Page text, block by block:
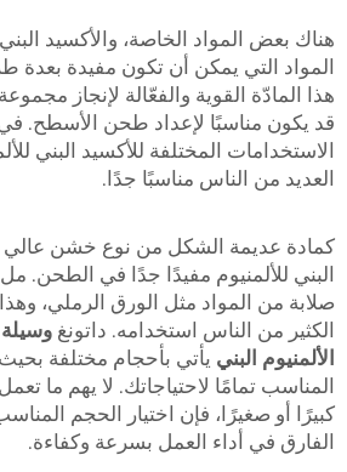
هناك بعض المواد الخاصة، والأكسيد
المواد التي يمكن أن تكون مفيدة بعدة
هذا المادّة القوية والفعّالة لإنجاز
قد يكون مناسبًا لإعداد طحن الأسطح.
الاستخدامات المختلفة للأكسيد البني
العديد من الناس مناسبًا جدًا.
كمادة عديمة الشكل من نوع خشن عالي
البني للألمنيوم مفيدًا جدًا في الطحن.
صلابة من المواد مثل الورق الرملي،
الكثير من الناس استخدامه. داتونغ
الألمنيوم البني يأتي بأحجام مختلفة
المناسب تمامًا لاحتياجاتك. لا يهم ما
كبيرًا أو صغيرًا، فإن اختيار الحجم
الفارق في أداء العمل بسرعة وكفاءة.